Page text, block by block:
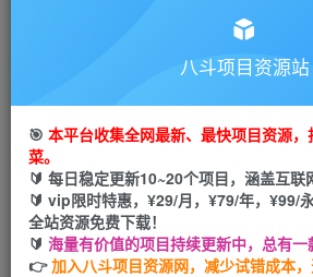
9.9
立即购买
知识营销训练营·实战班，从“知道”到“做
八斗项目资源站
🎯 本平台收集全网最新、最快项目资源
菜。
🔰 每日稳定更新10~20个项目，涵盖互联
🔰 vip限时特惠，¥29/月，¥79/年，¥99/
全站资源免费下载！
🔰 海量有价值的项目持续更新中，总有一
👉加入八斗项目资源网，减少试错成本，